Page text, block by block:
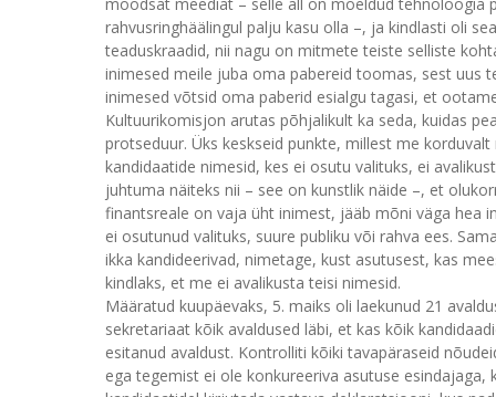
rahvusringhäälingul palju kasu olla –, ja kindlasti oli
teaduskraadid, nii nagu on mitmete teiste selliste
inimesed meile juba oma pabereid toomas, sest uus
inimesed võtsid oma paberid esialgu tagasi, et
Kultuurikomisjon arutas põhjalikult ka seda, kuidas
protseduur. Üks keskseid punkte, millest me
kandidaatide nimesid, kes ei osutu valituks, ei
juhtuma näiteks nii – see on kunstlik näide –, et
finantsreale on vaja üht inimest, jääb mõni väga hea
ei osutunud valituks, suure publiku või rahva ees.
ikka kandideerivad, nimetage, kust asutusest, kas
kindlaks, et me ei avalikusta teisi nimesid.
Määratud kuupäevaks, 5. maiks oli laekunud 21
sekretariaat kõik avaldused läbi, et kas kõik
esitanud avaldust. Kontrolliti kõiki tavapäraseid
ega tegemist ei ole konkureeriva asutuse